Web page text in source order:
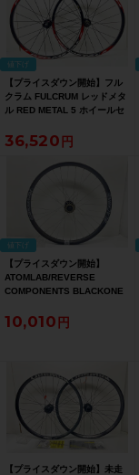
値下げ
【プライスダウン開始】フル
クラム FULCRUM レッドメタ
ル RED METAL 5 ホイールセ
クリンチャー アルミ【お買い
得SALE】
36,520
値下げ
【プライスダウン開始】
ATOMLAB/REVERSE
COMPONENTS BLACKONE
ングルスピード DISC クリン
チャー アルミ【お買い得
10,010
【プライスダウン開始】未走